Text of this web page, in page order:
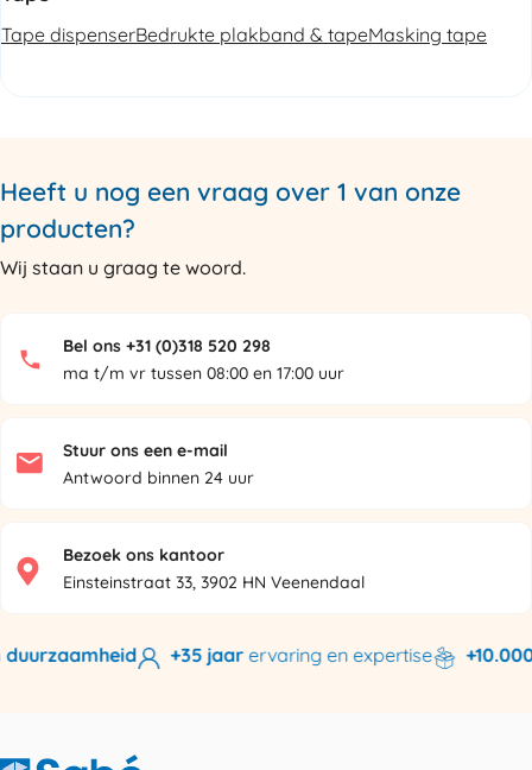
Tape dispenserBedrukte plakband & tapeMasking tape
Heeft u nog een vraag over 1 van onze
producten?
Wij staan u graag te woord.
Bel ons +31 (0)318 520 298
ma t/m vr tussen 08:00 en 17:00 uur
Stuur ons een e-mail
Antwoord binnen 24 uur
Bezoek ons kantoor
Einsteinstraat 33, 3902 HN Veenendaal
+35 jaarervaring en expertise +10.000